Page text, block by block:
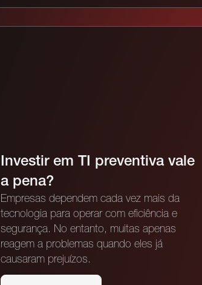
Investir em TI preventiva vale
a pena?
Empresas dependem cada vez mais da
tecnologia para operar com eficiência e
segurança. No entanto, muitas apenas
reagem a problemas quando eles já
causaram prejuízos.